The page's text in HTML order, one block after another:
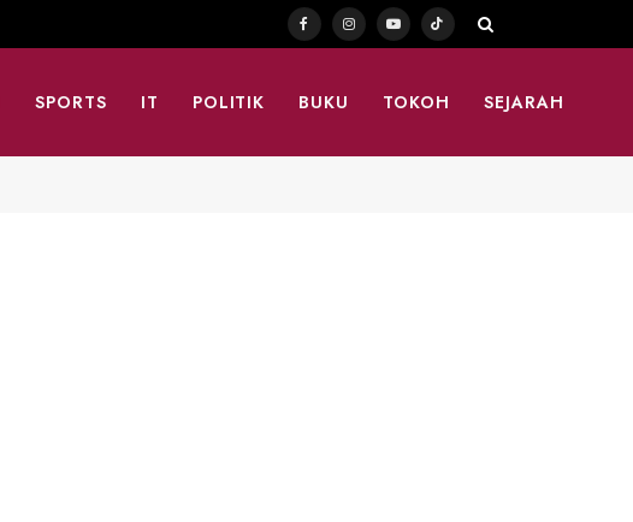
FacebookInstagramYouTubeTikTok
SPORTS IT POLITIK BUKU TOKOH SEJARAH